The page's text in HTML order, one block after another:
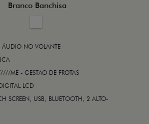
Branco Banchisa
NO VOLANTE
ME - GESTAO DE FROTAS
LCD
SCREEN, USB, BLUETOOTH, 2 ALTO-